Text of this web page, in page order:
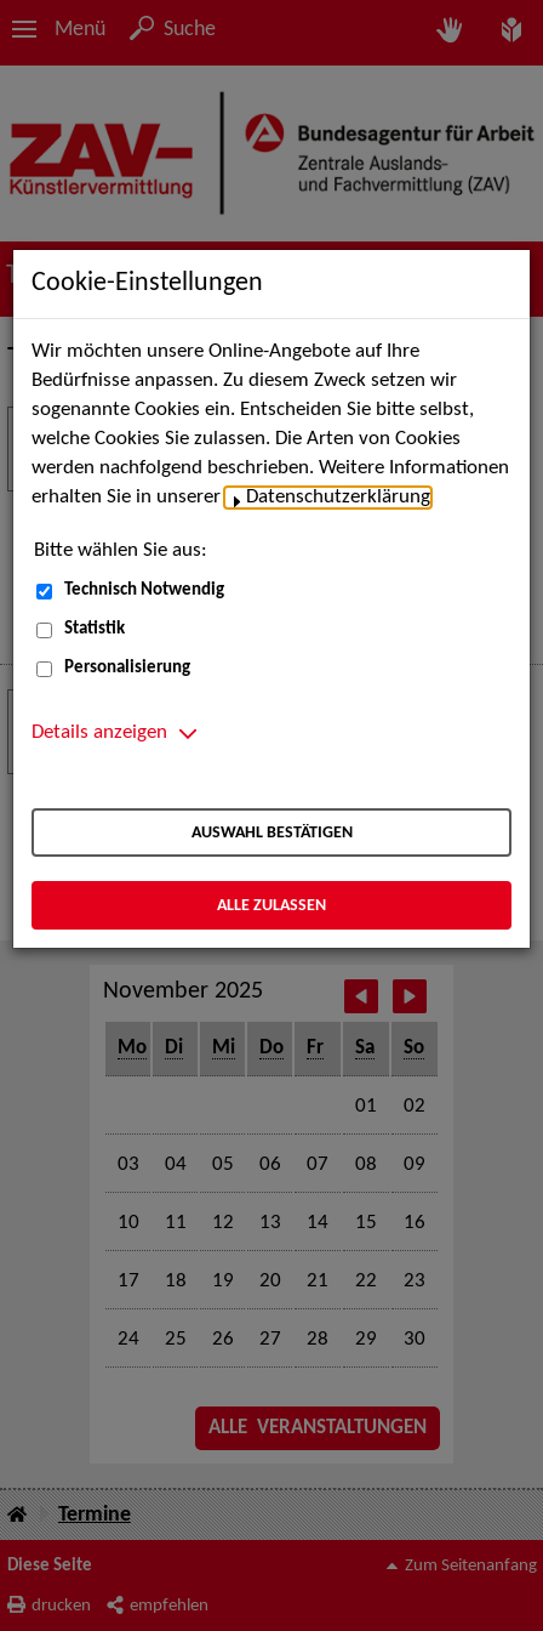
Menü Suche
Termine
Termine
Stuttgart Street Art
Kunst, Live-Acts und Aktionen für Kinder und
Familien. Die Stuttgart Street Art verwandelt den
eine große Open-Air-Bühne voller Akrobatik, Tanz,
Musik und beeindruckender Live-Performances.
Mehr
18
JUL
Serienfestival Weimar
TeleVisionale – Film- und Serienfestival in Weimar
und Eventpartnerin des Crew Call Weimar.
Mehr
NOV
November 2025
Mo Di Mi Do Fr Sa So
01 02
03 04 05 06 07 08 09
10 11 12 13 14 15 16
17 18 19 20 21 22 23
24 25 26 27 28 29 30
ALLE VERANSTALTUNGEN
Termine
Diese Seite
drucken empfehlen
Zum Seitenanfang
Cookie-Einstellungen
Wir möchten unsere Online-Angebote auf Ihre
Bedürfnisse anpassen. Zu diesem Zweck setzen wir
sogenannte Cookies ein. Entscheiden Sie bitte selbst,
welche Cookies Sie zulassen. Die Arten von Cookies
werden nachfolgend beschrieben. Weitere Informationen
erhalten Sie in unserer
Datenschutzerklärung
Bitte wählen Sie aus:
Technisch Notwendig
Statistik
Personalisierung
Details anzeigen
AUSWAHL BESTÄTIGEN
ALLE ZULASSEN